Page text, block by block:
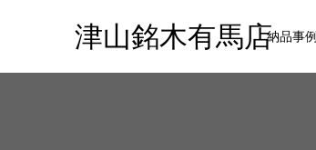
津山銘木有馬店納品事例